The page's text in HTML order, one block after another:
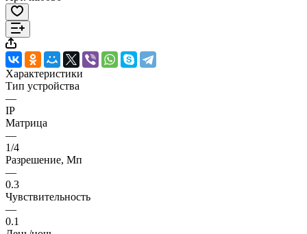
Характеристики
Тип устройства
—
IP
Матрица
—
1/4
Разрешение, Мп
—
0.3
Чувствительность
—
0.1